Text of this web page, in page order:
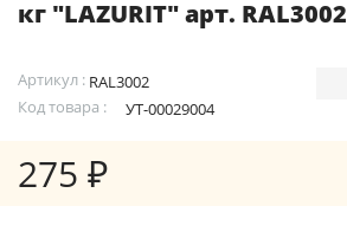
кг "LAZURIT" арт. RAL3002
Артикул : RAL3002
Код товара :
УТ-00029004
275 ₽